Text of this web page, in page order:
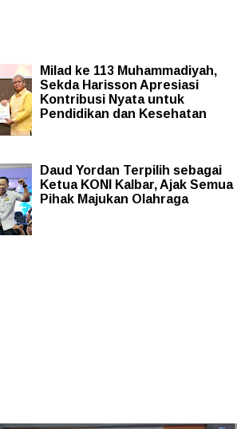
Milad ke 113 Muhammadiyah,
Sekda Harisson Apresiasi
Kontribusi Nyata untuk
Pendidikan dan Kesehatan
Daud Yordan Terpilih sebagai
Ketua KONI Kalbar, Ajak Semua
Pihak Majukan Olahraga